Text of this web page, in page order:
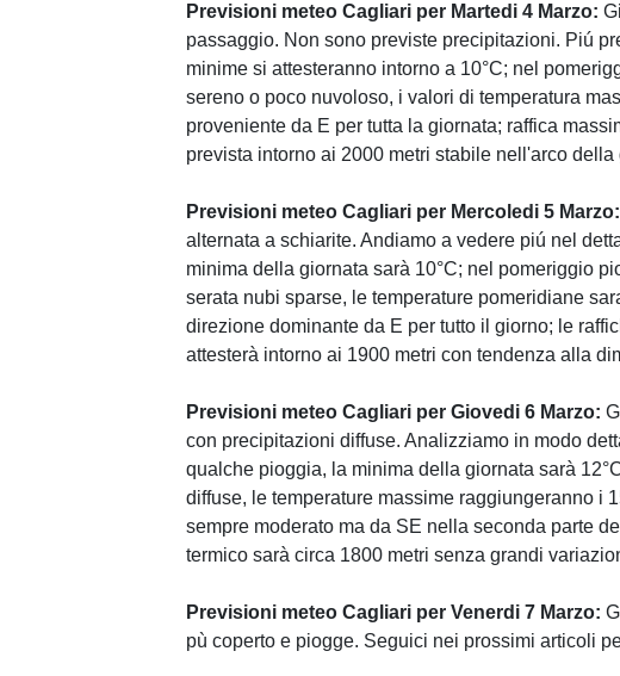
Previsioni meteo Cagliari per Martedi 4 Marzo:
passaggio. Non sono previste precipitazioni. Piú
minime si attesteranno intorno a 10°C; nel
sereno o poco nuvoloso, i valori di temperatura
proveniente da E per tutta la giornata; raffica
prevista intorno ai 2000 metri stabile nell'arco della
Previsioni meteo Cagliari per Mercoledi 5 Marzo:
alternata a schiarite. Andiamo a vedere piú nel
minima della giornata sarà 10°C; nel pomeriggio
serata nubi sparse, le temperature pomeridiane
direzione dominante da E per tutto il giorno; le
attesterà intorno ai 1900 metri con tendenza alla
Previsioni meteo Cagliari per Giovedi 6 Marzo:
con precipitazioni diffuse. Analizziamo in modo
qualche pioggia, la minima della giornata sarà
diffuse, le temperature massime raggiungeranno i
sempre moderato ma da SE nella seconda parte
termico sarà circa 1800 metri senza grandi
Previsioni meteo Cagliari per Venerdi 7 Marzo:
pù coperto e piogge. Seguici nei prossimi articoli